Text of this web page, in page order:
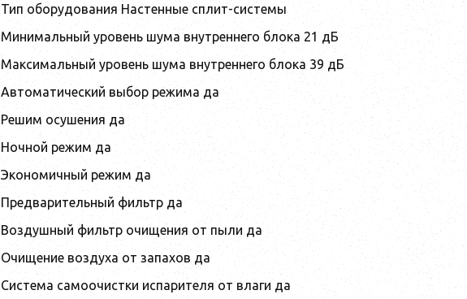
Тип оборудования Настенные сплит-системы
Минимальный уровень шума внутреннего блока 21 дБ
Максимальный уровень шума внутреннего блока 39 дБ
Автоматический выбор режима да
Решим осушения да
Ночной режим да
Экономичный режим да
Предварительный фильтр да
Воздушный фильтр очищения от пыли да
Очищение воздуха от запахов да
Система самоочистки испарителя от влаги да